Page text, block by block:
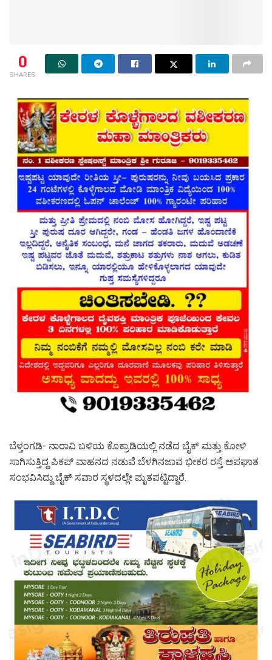
0
SHARES
ಬೆಳ್ತಂಗಡಿ- ನಾರಾವಿ ಬಳಿಯ ಕೊಕ್ರಾಡಿಯಲ್ಲಿ ನಡೆದ ಬೈಕ್ ಮತ್ತು ಕೋಳಿ
ಸಾಗಿಸುತ್ತಿದ್ದ ಪಿಕಪ್ ವಾಹನದ ನಡುವೆ ಬೆಳಗಿನಜಾವ ಭೀಕರ ರಸ್ತೆ ಅಪಘಾತ
ಸಂಭವಿಸಿದ್ದು ಬೈಕ್ ಸವಾರ ಸ್ಥಳದಲ್ಲೇ ಮೃತಪಟ್ಟಿದ್ದಾರೆ.